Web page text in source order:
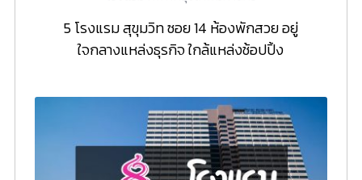
5 โรงแรม สุขุมวิท ซอย 14 ห้องพักสวย อยู่
ใจกลางแหล่งธุรกิจ ใกล้แหล่งช้อปปิ้ง